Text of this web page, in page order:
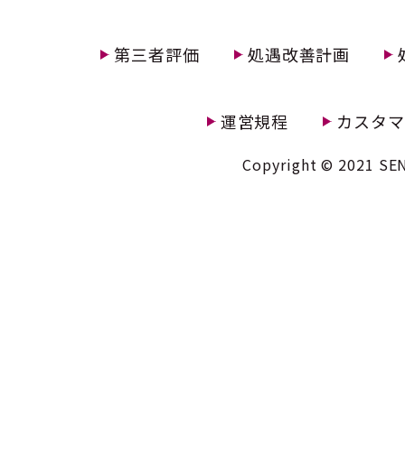
第三者評価 処遇改善計画
運営規程 カスタ
Copyright © 2021